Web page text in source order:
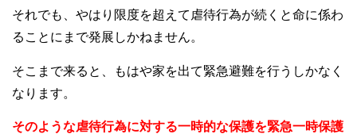
それでも、やはり限度を超えて虐待行為が続くと命に係わ
ることにまで発展しかねません。
そこまで来ると、もはや家を出て緊急避難を行うしかなく
なります。
そのような虐待行為に対する一時的な保護を緊急一時保護